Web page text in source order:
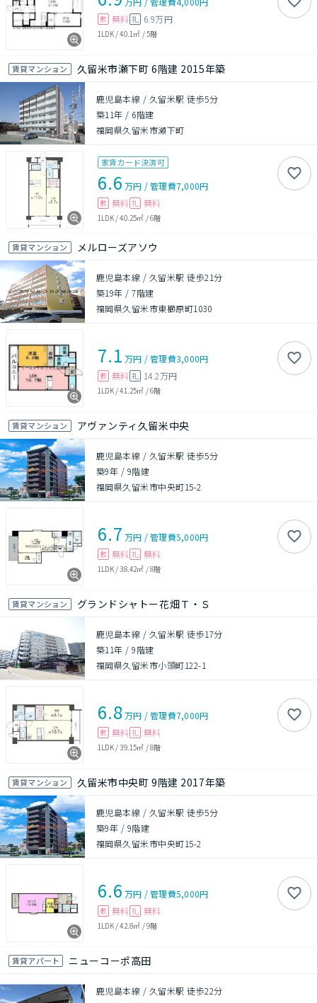
敷 無料 礼 6.9万円
1LDK/40.1㎡ /5階
賃貸マンション 久留米市瀬下町 6階建 2015年築
鹿児島本線 / 久留米駅 徒歩5分
築11年 / 6階建
福岡県久留米市瀬下町
家賃カード決済可
6.6 万円 /管理費7,000円
敷 無料 礼 無料
1LDK/40.25㎡ /6階
賃貸マンション メルローズアソウ
鹿児島本線 / 久留米駅 徒歩21分
築19年 /7階建
福岡県久留米市東櫛原町1030
7.1 万円 /管理費3,000円
敷 無料 礼 14.2万円
1LDK/41.25㎡ /6階
賃貸マンション アヴァンティ久留米中央
鹿児島本線 / 久留米駅 徒歩5分
築9年 / 9階建
福岡県久留米市中央町15-2
6.7 万円 /管理費5,000円
敷 無料 礼 無料
1LDK/38.42㎡ /8階
賃貸マンション グランドシャトー花畑Ｔ・Ｓ
鹿児島本線 / 久留米駅 徒歩17分
築11年 /9階建
福岡県久留米市小頭町122-1
6.8万円 /管理費7,000円
敷 無料 礼 無料
1LDK/39.15㎡ /8階
賃貸マンション 久留米市中央町 9階建 2017年築
鹿児島本線 / 久留米駅 徒歩5分
築9年 / 9階建
福岡県久留米市中央町15-2
6.6 万円 /管理費5,000円
敷 無料 礼 無料
1LDK/42.8㎡ /9階
賃貸アパート ニューコーポ高田
鹿児島本線 / 久留米駅 徒歩22分